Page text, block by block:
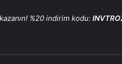
%20 indirim kodu: